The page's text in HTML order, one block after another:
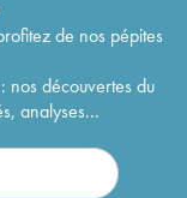
de nos pépites
nos découvertes du
analyses...